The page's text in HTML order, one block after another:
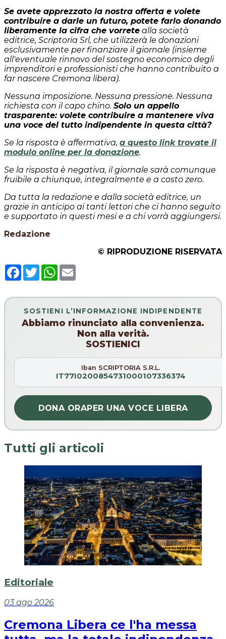
Se avete apprezzato la nostra offerta e volete
contribuire a darle un futuro, potete farlo donando
liberamente la cifra che vorrete alla società
editrice, Scriptoria Srl, che utilizzerà le donazioni
esclusivamente per finanziare il giornale (insieme
all'eventuale rinnovo del sostegno economico degli
imprenditori e professionisti che hanno contribuito a
far nascere Cremona libera).
Nessuna imposizione. Nessuna pressione. Nessuna
richiesta con il capo chino. Solo un appello
trasparente: volete contribuire a mantenere viva
una voce del tutto indipendente in questa città?
Se la risposta è affermativa, a questo link trovate il
modulo online per la donazione.
Se la risposta è negativa, il giornale sarà comunque
fruibile a chiunque, integralmente e a costo zero.
Da tutta la redazione e dalla società editrice, un
grazie in anticipo ai tanti lettori che ci hanno seguito
e supportato in questi mesi e a chi vorrà aggiungersi.
Redazione
© RIPRODUZIONE RISERVATA
Facebook
TwitterWhatsApp
SOSTIENI L’INFORMAZIONE INDIPENDENTE
Abbiamo rinunciato alla convenienza.
Non alla verità.
SOSTIENICI
Iban SCRIPTORIA S.R.L.
IT77I0200854731000107336374
DONA ORAPER UNA VOCE LIBERA
Tutti gli articoli
Editoriale
03 ago 2026
Cremona Libera ce l'ha messa